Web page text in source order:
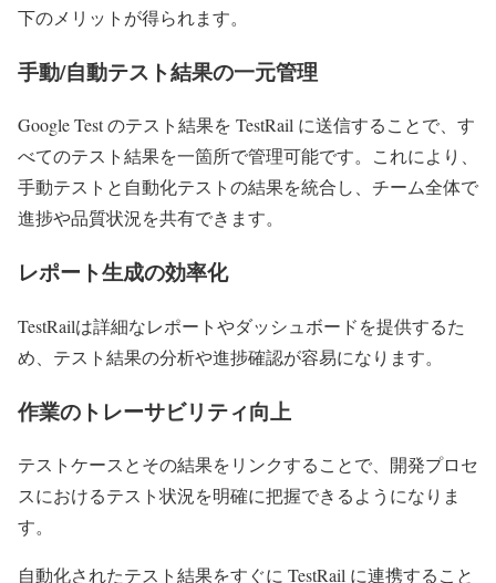
下のメリットが得られます。
手動/自動テスト結果の一元管理
Google Test のテスト結果を TestRail に送信することで、す
べてのテスト結果を一箇所で管理可能です。これにより、
手動テストと自動化テストの結果を統合し、チーム全体で
進捗や品質状況を共有できます。
レポート生成の効率化
TestRailは詳細なレポートやダッシュボードを提供するた
め、テスト結果の分析や進捗確認が容易になります。
作業のトレーサビリティ向上
テストケースとその結果をリンクすることで、開発プロセ
スにおけるテスト状況を明確に把握できるようになりま
す。
自動化されたテスト結果をすぐに TestRail に連携すること